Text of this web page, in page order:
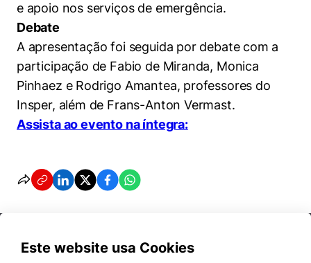
e apoio nos serviços de emergência.
Debate
A apresentação foi seguida por debate com a
participação de Fabio de Miranda, Monica
Pinhaez e Rodrigo Amantea, professores do
Insper, além de Frans-Anton Vermast.
Assista ao evento na íntegra:
Este website usa Cookies